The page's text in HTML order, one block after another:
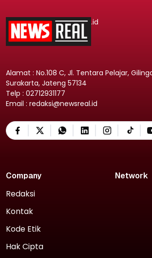
.id
Alamat : No.108 C, Jl. Tentara Pelajar,
Surakarta, Jateng 57134
Telp : 02712931177
Email : redaksi@newsreal.id
Company
Redaksi
Kontak
Kode Etik
Hak Cipta
Network